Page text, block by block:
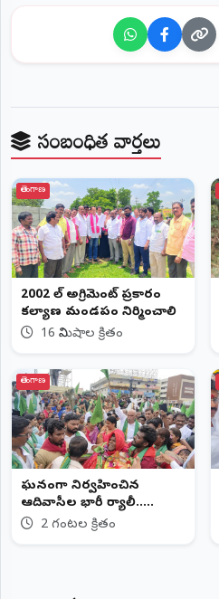
సంబంధిత వార్తలు
తెలంగాణ
2002 సేల్ అగ్రిమెంట్ ప్రకారం
కల్యాణ మండపం నిర్మించాలి
16 నిమిషాల క్రితం
తెలంగాణ
ఘనంగా నిర్వహించిన
ఆదివాసీల భారీ ర్యాలీ.....
2 గంటల క్రితం